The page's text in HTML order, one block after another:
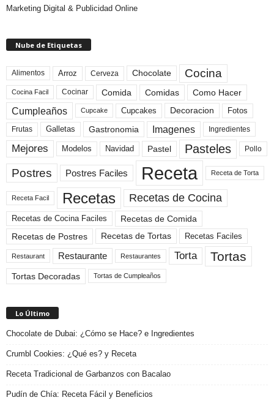
Marketing Digital & Publicidad Online
Nube de Etiquetas
Alimentos Arroz Cerveza Chocolate Cocina
Cocina Facil Cocinar Comida Comidas Como Hacer
Cumpleaños Cupcake Cupcakes Decoracion Fotos
Frutas Galletas Gastronomia Imagenes Ingredientes
Mejores Modelos Navidad Pastel Pasteles Pollo
Postres Postres Faciles Receta Receta de Torta
Receta Facil Recetas Recetas de Cocina
Recetas de Cocina Faciles
Recetas de Comida
Recetas de Postres
Recetas de Tortas Recetas Faciles
Restaurant Restaurante Restaurantes Torta Tortas
Tortas Decoradas Tortas de Cumpleaños
Lo Último
Chocolate de Dubai: ¿Cómo se Hace? e Ingredientes
Crumbl Cookies: ¿Qué es? y Receta
Receta Tradicional de Garbanzos con Bacalao
Pudín de Chía: Receta Fácil y Beneficios